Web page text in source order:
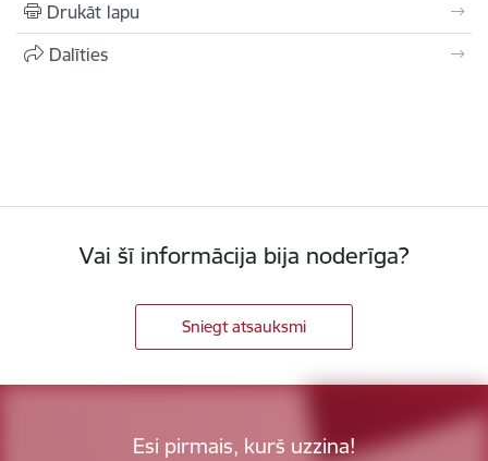
Drukāt lapu
Dalīties
Vai šī informācija bija noderīga?
Sniegt atsauksmi
Esi pirmais, kurš uzzina!